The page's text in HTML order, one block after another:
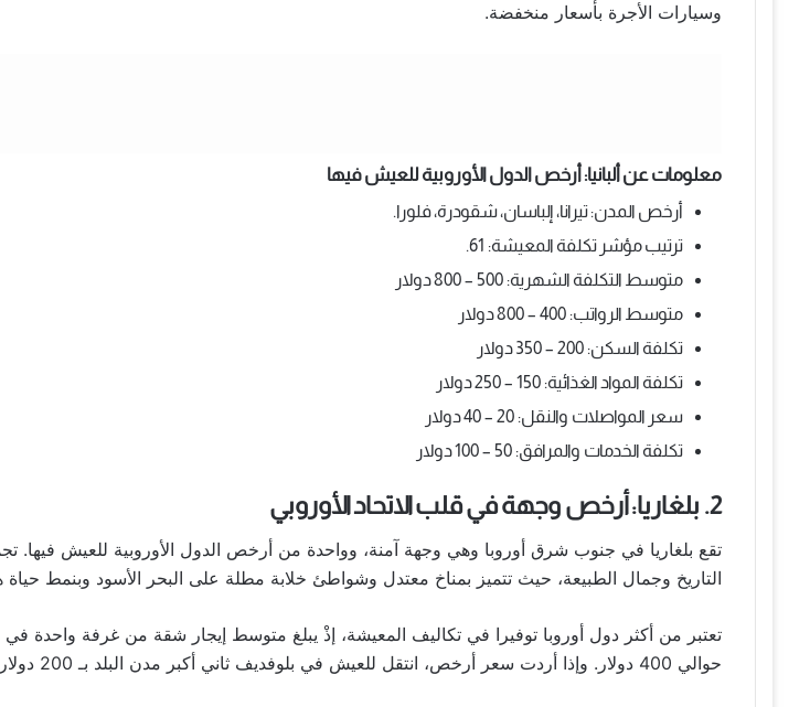
وسيارات الأجرة بأسعار منخفضة.
معلومات عن ألبانيا: أرخص الدول الأوروبية للعيش فيها
أرخص المدن: تيرانا، إلباسان، شقودرة، فلورا.
ترتيب مؤشر تكلفة المعيشة: 61.
متوسط التكلفة الشهرية: 500 – 800 دولار
متوسط الرواتب: 400 – 800 دولار
تكلفة السكن: 200 – 350 دولار
تكلفة المواد الغذائية: 150 – 250 دولار
سعر المواصلات والنقل: 20 – 40 دولار
تكلفة الخدمات والمرافق: 50 – 100 دولار
2. بلغاريا: أرخص وجهة في قلب الاتحاد الأوروبي
تقع بلغاريا في جنوب شرق أوروبا وهي وجهة آمنة، وواحدة من أرخص الدول الأوروبية للعيش فيها.
التاريخ وجمال الطبيعة، حيث تتميز بمناخ معتدل وشواطئ خلابة مطلة على البحر الأسود وبنمط حياة
تعتبر من أكثر دول أوروبا توفيرا في تكاليف المعيشة، إذْ يبلغ متوسط إيجار شقة من غرفة واحدة
حوالي 400 دولار. وإذا أردت سعر أرخص، انتقل للعيش في بلوفديف ثاني أكبر مدن البلد بـ 200 دولار.